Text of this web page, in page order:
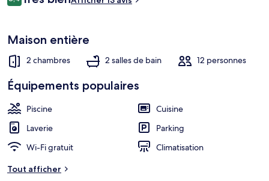
voyageurs
8,4 sur 10
Maison entière
2 chambres 2 salles de bain 12 personnes
Équipements populaires
Piscine
Cuisine
Laverie
Parking
Wi-Fi gratuit
Climatisation
Tout afficher